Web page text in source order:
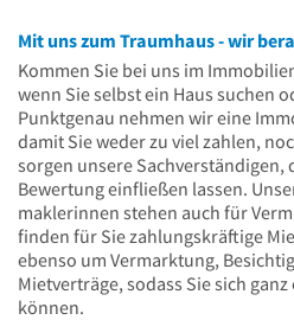
Mit uns zum Traumhaus - wir
Kommen Sie bei uns im
wenn Sie selbst ein Haus suchen
Punktgenau nehmen wir eine
damit Sie weder zu viel zahlen,
sorgen unsere Sachverständigen,
Bewertung einfließen lassen.
maklerinnen stehen auch für
finden für Sie zahlungskräftige
ebenso um Vermarktung,
Mietverträge, sodass Sie sich
können.